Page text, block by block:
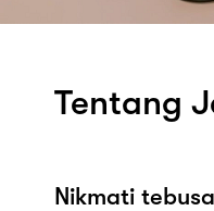
Tentang
Nikmati